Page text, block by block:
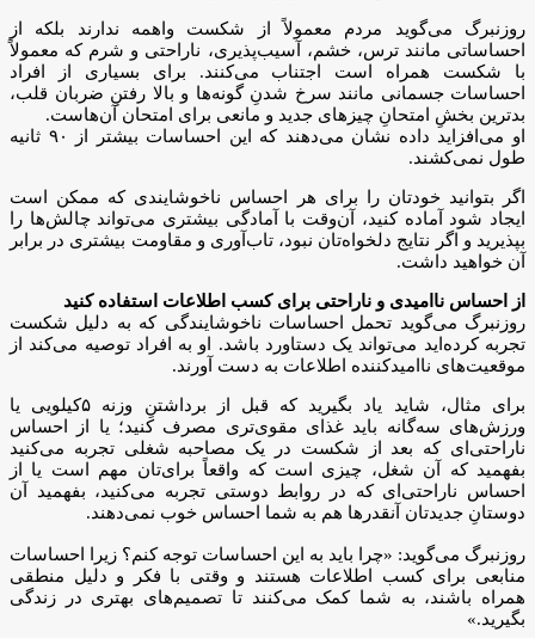
روزنبرگ می‌گوید مردم معمولاً از شکست واهمه ندارند بلکه از
احساساتی مانند ترس، خشم، آسیب‌پذیری، ناراحتی و شرم که معمولاً
با شکست همراه است اجتناب می‌کنند. برای بسیاری از افراد
احساسات جسمانی مانند سرخ شدنِ گونه‌ها و بالا رفتنِ ضربان قلب،
بدترین بخشِ امتحانِ چیز‌های جدید و مانعی برای امتحان آن‌هاست.
او می‌افزاید داده نشان می‌دهند که این احساسات بیشتر از ۹۰ ثانیه
طول نمی‌کشند.
اگر بتوانید خودتان را برای هر احساس ناخوشایندی که ممکن است
ایجاد شود آماده کنید، آن‌وقت با آمادگی بیشتری می‌تواند چالش‌ها را
بپذیرید و اگر نتایج دلخواه‌تان نبود، تاب‌آوری و مقاومت بیشتری در برابر
آن خواهید داشت.
از احساس ناامیدی و ناراحتی برای کسب اطلاعات استفاده کنید
روزنبرگ می‌گوید تحمل احساسات ناخوشایندگی که به دلیل شکست
تجربه کرده‌اید می‌تواند یک دستاورد باشد. او به افراد توصیه می‌کند از
موقعیت‌های ناامیدکننده اطلاعات به دست آورند.
برای مثال، شاید یاد بگیرید که قبل از برداشتنِ وزنه ۵‌کیلویی یا
ورزش‌های سه‌گانه باید غذای مقوی‌تری مصرف کنید؛ یا از احساس
ناراحتی‌ای که بعد از شکست در یک مصاحبه شغلی تجربه می‌کنید
بفهمید که آن شغل، چیزی است که واقعاً برای‌تان مهم است یا از
احساس ناراحتی‌ای که در روابط دوستی تجربه می‌کنید، بفهمید آن
دوستانِ جدیدتان آنقدر‌ها هم به شما احساس خوب نمی‌دهند.
روزنبرگ می‌گوید: «چرا باید به این احساسات توجه کنم؟ زیرا احساسات
منابعی برای کسب اطلاعات هستند و وقتی با فکر و دلیل منطقی
همراه باشند، به شما کمک می‌کنند تا تصمیم‌های بهتری در زندگی
بگیرید.»